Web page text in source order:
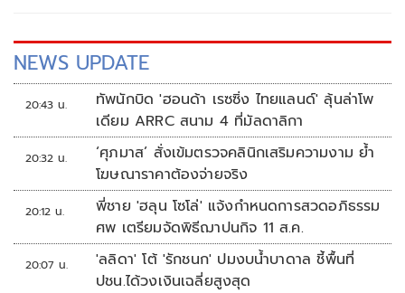
โรคเนื้อเน่า จ.อุบลราชธานี พร้อมลงพื้นที่ติดตามการดำเนินงาน
จริงของเครือข่ายบริการสุขภาพ เพื่อถอดบทเรียนการพัฒนา
ระบบดูแลผู้ป่วยโรคเนื้อเน่าแบบไร้รอยต่อ
NEWS UPDATE
20:43 น.
ทัพนักบิด 'ฮอนด้า เรซซิ่ง ไทยแลนด์' ลุ้นล่าโพ
เดียม ARRC สนาม 4 ที่มัลดาลิกา
20:32 น.
‘ศุภมาส’ สั่งเข้มตรวจคลินิกเสริมความงาม ย้ำ
โฆษณาราคาต้องจ่ายจริง
20:12 น.
พี่ชาย 'ฮลุน โซโล่' แจ้งกำหนดการสวดอภิธรรม
ศพ เตรียมจัดพิธีฌาปนกิจ 11 ส.ค.
20:07 น.
'ลลิดา' โต้ 'รักชนก' ปมงบน้ำบาดาล ชี้พื้นที่
ปชน.ได้วงเงินเฉลี่ยสูงสุด